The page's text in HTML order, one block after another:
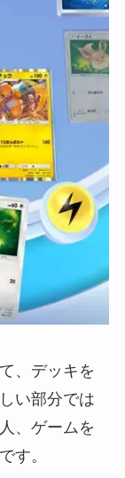
、デッキを
い部分では
、ゲームを
す。